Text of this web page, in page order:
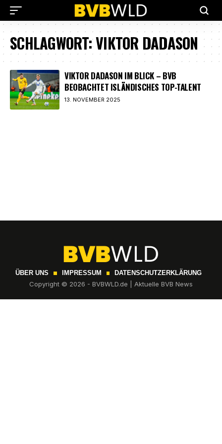
SCHLAGWORT:VIKTOR DADASON
VIKTOR DADASON IM BLICK – BVB
BEOBACHTET ISLÄNDISCHES TOP-TALENT
13. NOVEMBER 2025
ÜBER UNS IMPRESSUM DATENSCHUTZERKLÄRUNG
Copyright © 2026 - BVBWLD.de | Aktuelle BVB News